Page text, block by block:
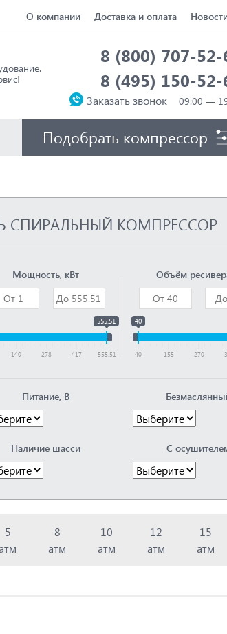
О компании Доставка и оплата
8 (800) 707-52-
8 (495) 150-52-
Заказать звонок
Подобрать компрессор
СПИРАЛЬНЫЙ КОМПРЕССОР
Мощность, кВт
555.51
140 278 417 555.51
Объём
40
40 155 270
Питание, В
Наличие шасси С
5
8
атм
10
атм
12
атм
15
атм